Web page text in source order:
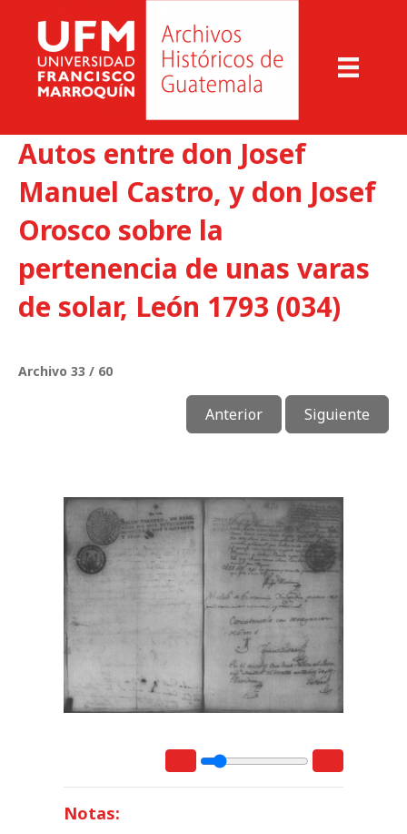
Autos entre don Josef
Manuel Castro, y don Josef
Orosco sobre la
pertenencia de unas varas
de solar, León 1793 (034)
Archivo 33 / 60
Anterior Siguiente
Notas: